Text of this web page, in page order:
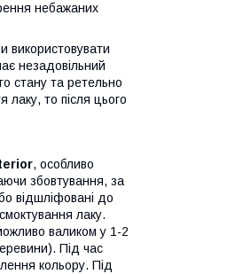
небажаних
використовувати
незадовільний
стану та ретельно
то після цього
, особливо
збовтування, за
відшліфовані до
лаку.
валиком у 1-2
Під час
кольору. Під